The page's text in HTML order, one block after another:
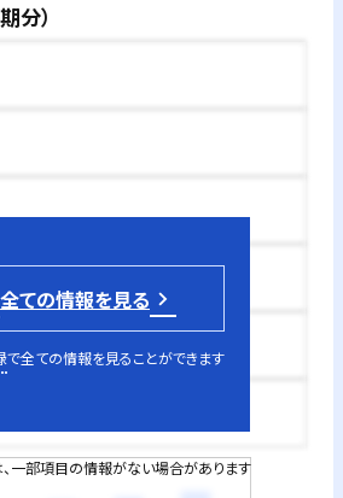
分）
全ての情報を見る
で全ての情報を見ることができます
一部項目の情報がない場合があります